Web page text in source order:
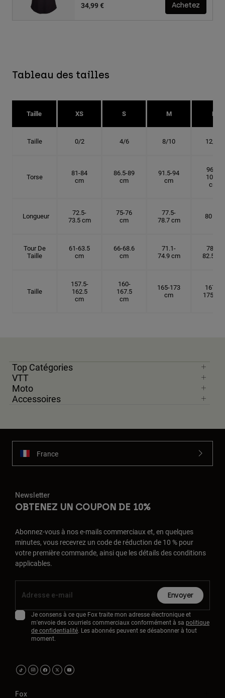
34,99 €
Achetez
Tableau des tailles
Taille XS S M L
Taille 0/2 4/6 8/10 12/14
Torse
81-84
cm
86.5-89
cm
91.5-94
cm
96.5-
101.5
cm
Longueur
72.5-
73.5 cm
75-76
cm
77.5-
78.7 cm
80 cm
Tour De
Taille
61-63.5
cm
66-68.6
cm
71.1-
74.9 cm
78.7-
82.5 cm
Taille
157.5-
162.5
cm
160-
167.5
cm
165-173
cm
167.5-
175 cm
Top Catégories
VTT
Moto
Accessoires
France
Newsletter
OBTENEZ UN COUPON DE 10%
Abonnez-vous à nos e-mails commerciaux et, en quelques
minutes, vous recevrez un code de réduction de 10 % pour
votre première commande, ainsi que les détails des conditions
applicables.
Envoyer
Je consens à ce que Fox traite mon adresse électronique et
m'envoie des courriels commerciaux conformément à sa politique
de confidentialité. Les abonnés peuvent se désabonner à tout
moment.
Fox